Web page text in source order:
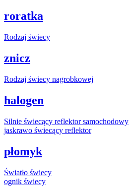
roratka
Rodzaj świecy
znicz
Rodzaj świecy nagrobkowej
halogen
Silnie świecący reflektor samochodowy
jaskrawo świecący reflektor
płomyk
Światło świecy
ognik świecy